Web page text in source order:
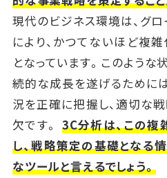
現代のビジネス環境は、グ
により、かつてないほど複
となっています。このような
続的な成長を遂げるために
況を正確に把握し、適切な
欠です。 3C分析は、この
し、戦略策定の基礎となる
なツールと言えるでしょう。